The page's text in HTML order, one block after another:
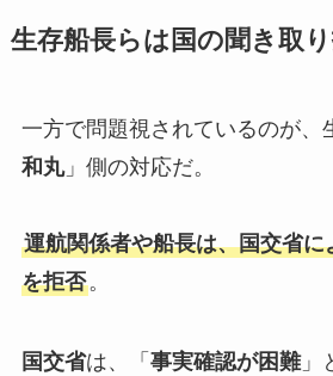
生存船長らは国の聞き取
一方で問題視されているのが、
和丸」側の対応だ。
運航関係者や船長は、国交省に
を拒否。
国交省は、「 事実確認が困難」